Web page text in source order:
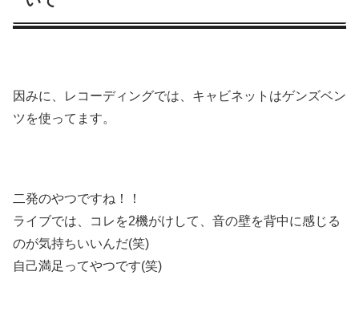
因みに、レコーディングでは、キャビネットはゲンズベン
ツを使ってます。
二発のやつですね！！
ライブでは、コレを2機がけして、音の壁を背中に感じる
のが気持ちいいんだ(笑)
自己満足ってやつです(笑)